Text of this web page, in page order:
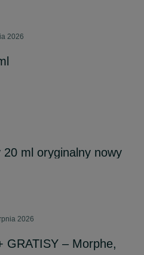
2026
ml oryginalny nowy
2026
GRATISY – Morphe,